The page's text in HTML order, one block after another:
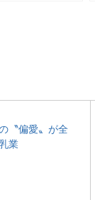
〝偏愛〟が全
業